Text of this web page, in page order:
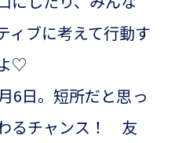
ィブに考えて行動す
よ♡
6日。短所だと思っ
るチャンス！ 友